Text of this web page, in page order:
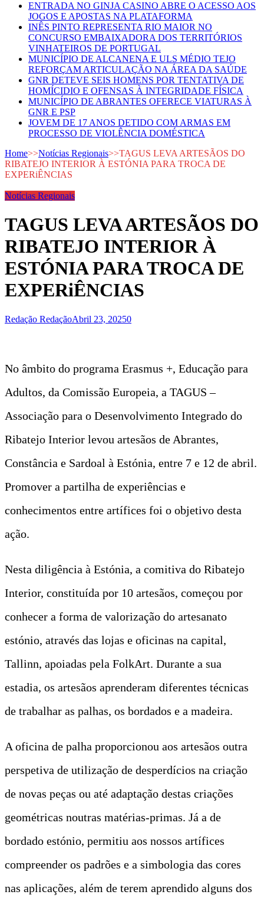
ENTRADA NO GINJA CASINO ABRE O ACESSO AOS
JOGOS E APOSTAS NA PLATAFORMA
INÊS PINTO REPRESENTA RIO MAIOR NO
CONCURSO EMBAIXADORA DOS TERRITÓRIOS
VINHATEIROS DE PORTUGAL
MUNICÍPIO DE ALCANENA E ULS MÉDIO TEJO
REFORÇAM ARTICULAÇÃO NA ÁREA DA SAÚDE
GNR DETEVE SEIS HOMENS POR TENTATIVA DE
HOMÍCIDIO E OFENSAS À INTEGRIDADE FÍSICA
MUNICÍPIO DE ABRANTES OFERECE VIATURAS À
GNR E PSP
JOVEM DE 17 ANOS DETIDO COM ARMAS EM
PROCESSO DE VIOLÊNCIA DOMÉSTICA
Home>>Notícias Regionais>>TAGUS LEVA ARTESÃOS DO
RIBATEJO INTERIOR À ESTÓNIA PARA TROCA DE
EXPERiÊNCIAS
Notícias Regionais
TAGUS LEVA ARTESÃOS DO
RIBATEJO INTERIOR À
ESTÓNIA PARA TROCA DE
EXPERiÊNCIAS
Redação RedaçãoAbril 23, 20250
No âmbito do programa Erasmus +, Educação para
Adultos, da Comissão Europeia, a TAGUS –
Associação para o Desenvolvimento Integrado do
Ribatejo Interior levou artesãos de Abrantes,
Constância e Sardoal à Estónia, entre 7 e 12 de abril.
Promover a partilha de experiências e
conhecimentos entre artífices foi o objetivo desta
ação.
Nesta diligência à Estónia, a comitiva do Ribatejo
Interior, constituída por 10 artesãos, começou por
conhecer a forma de valorização do artesanato
estónio, através das lojas e oficinas na capital,
Tallinn, apoiadas pela FolkArt. Durante a sua
estadia, os artesãos aprenderam diferentes técnicas
de trabalhar as palhas, os bordados e a madeira.
A oficina de palha proporcionou aos artesãos outra
perspetiva de utilização de desperdícios na criação
de novas peças ou até adaptação destas criações
geométricas noutras matérias-primas. Já a de
bordado estónio, permitiu aos nossos artífices
compreender os padrões e a simbologia das cores
nas aplicações, além de terem aprendido alguns dos